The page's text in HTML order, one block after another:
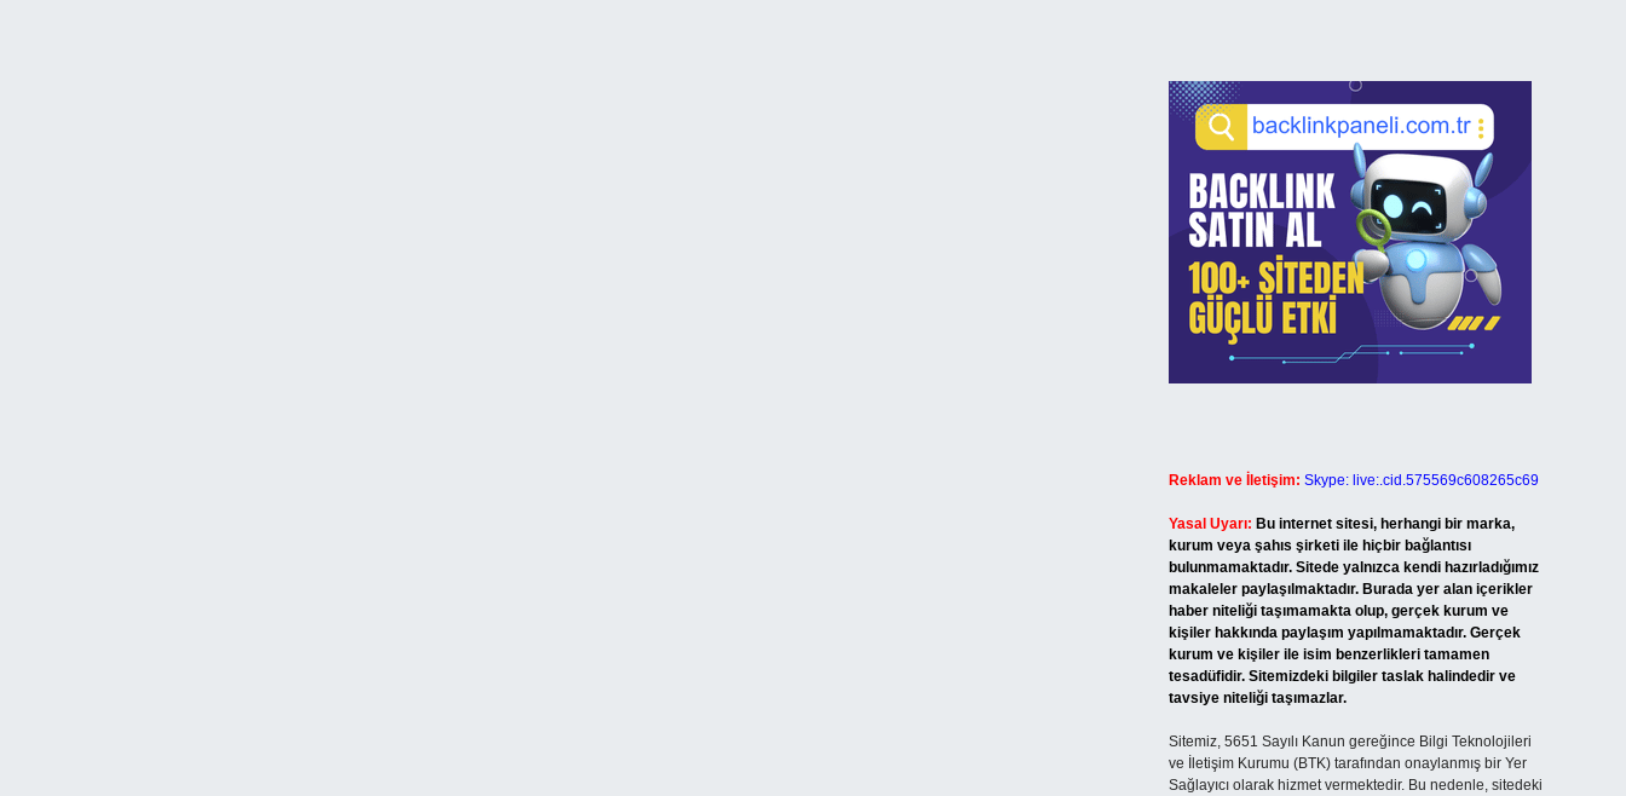
Reklam ve İletişim: Skype: live:.cid.575569c608265c69
Yasal Uyarı: Bu internet sitesi, herhangi bir marka,
kurum veya şahıs şirketi ile hiçbir bağlantısı
bulunmamaktadır. Sitede yalnızca kendi hazırladığımız
makaleler paylaşılmaktadır. Burada yer alan içerikler
haber niteliği taşımamakta olup, gerçek kurum ve
kişiler hakkında paylaşım yapılmamaktadır. Gerçek
kurum ve kişiler ile isim benzerlikleri tamamen
tesadüfidir. Sitemizdeki bilgiler taslak halindedir ve
tavsiye niteliği taşımazlar.
Sitemiz, 5651 Sayılı Kanun gereğince Bilgi Teknolojileri
ve İletişim Kurumu (BTK) tarafından onaylanmış bir Yer
Sağlayıcı olarak hizmet vermektedir. Bu nedenle, sitedeki